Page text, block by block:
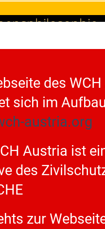
des
sich im
austria.org
Austria ist
des
zur